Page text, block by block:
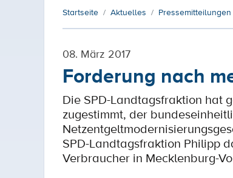
Startseite Aktuelles Pressemitteilungen
08. März 2017
Forderung nach
Die SPD-Landtagsfraktion hat
zugestimmt, der
SPD-Landtagsfraktion Philipp
Verbraucher in Mecklenburg-